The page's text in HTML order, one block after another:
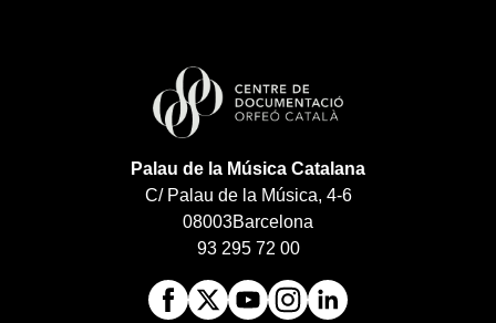
Palau de la Música Catalana
C/ Palau de la Música, 4-6
08003Barcelona
93 295 72 00